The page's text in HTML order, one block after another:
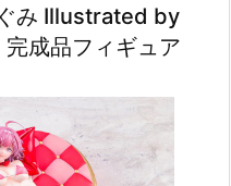
み Illustrated by
成品フィギュア